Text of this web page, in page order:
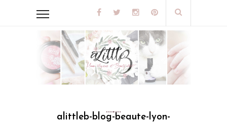
alittleb-blog-beaute-lyon-